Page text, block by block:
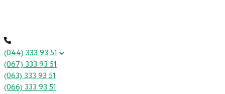
(044) 333 93 51
(067) 333 93 51
(063) 333 93 51
(066) 333 93 51